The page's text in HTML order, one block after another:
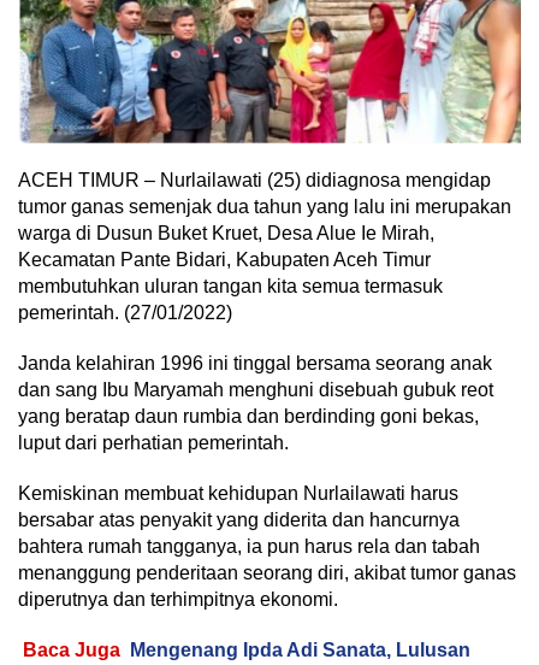
ACEH TIMUR – Nurlailawati (25) didiagnosa mengidap
tumor ganas semenjak dua tahun yang lalu ini merupakan
warga di Dusun Buket Kruet, Desa Alue Ie Mirah,
Kecamatan Pante Bidari, Kabupaten Aceh Timur
membutuhkan uluran tangan kita semua termasuk
pemerintah. (27/01/2022)
Janda kelahiran 1996 ini tinggal bersama seorang anak
dan sang Ibu Maryamah menghuni disebuah gubuk reot
yang beratap daun rumbia dan berdinding goni bekas,
luput dari perhatian pemerintah.
Kemiskinan membuat kehidupan Nurlailawati harus
bersabar atas penyakit yang diderita dan hancurnya
bahtera rumah tangganya, ia pun harus rela dan tabah
menanggung penderitaan seorang diri, akibat tumor ganas
diperutnya dan terhimpitnya ekonomi.
Baca Juga
Mengenang Ipda Adi Sanata, Lulusan